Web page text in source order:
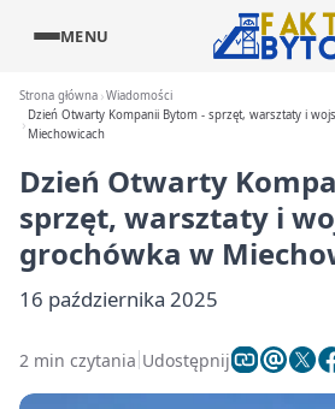
MENU
Strona główna Wiadomości
Dzień Otwarty Kompanii Bytom - sprzęt, warsztaty i
Miechowicach
Dzień Otwarty
sprzęt, warsztaty i
grochówka w
16 października 2025
2 min czytania Udostępnij